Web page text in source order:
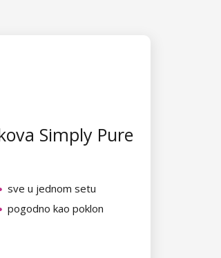
Simply Pure
sve u jednom setu
pogodno kao poklon